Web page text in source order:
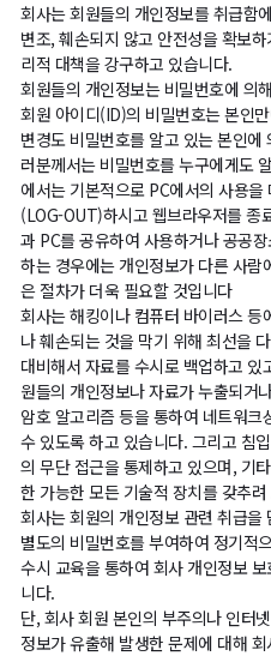
회사는 회원들의 개인정보를 취급함
변조, 훼손되지 않고 안전성을 확보
리적 대책을 강구하고 있습니다.
회원들의 개인정보는 비밀번호에 의
회원 아이디(ID)의 비밀번호는 본인
변경도 비밀번호를 알고 있는 본인
러분께서는 비밀번호를 누구에게도
에서는 기본적으로 PC에서의 사용
(LOG-OUT)하시고 웹브라우저를 종
과 PC를 공유하여 사용하거나 공공
하는 경우에는 개인정보가 다른 사
은 절차가 더욱 필요할 것입니다
회사는 해킹이나 컴퓨터 바이러스
나 훼손되는 것을 막기 위해 최선을
대비해서 자료를 수시로 백업하고
원들의 개인정보나 자료가 누출되거
암호 알고리즘 등을 통하여 네트워
수 있도록 하고 있습니다. 그리고 침
의 무단 접근을 통제하고 있으며, 기
한 가능한 모든 기술적 장치를 갖추
회사는 회원의 개인정보 관련 취급
별도의 비밀번호를 부여하여 정기적
수시 교육을 통하여 회사 개인정보
니다.
단, 회사 회원 본인의 부주의나 인터
정보가 유출해 발생한 문제에 대해